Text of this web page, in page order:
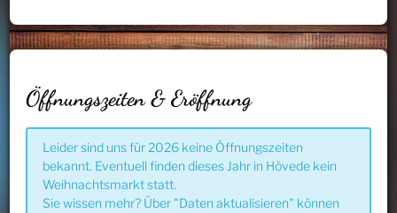
Öffnungszeiten & Eröffnung
Leider sind uns für 2026 keine Öffnungszeiten
bekannt. Eventuell finden dieses Jahr in Hövede kein
Weihnachtsmarkt statt.
Sie wissen mehr? Über "Daten aktualisieren" können